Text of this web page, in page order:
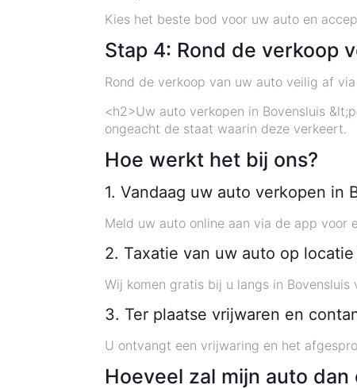
Kies het beste bod voor uw auto en
Stap 4: Rond de verkoop
Rond de verkoop van uw auto veilig af
<h2>Uw auto verkopen in Bovensluis
ongeacht de staat waarin deze verkeert.
Hoe werkt het bij ons?
1. Vandaag uw auto verkopen in
Meld uw auto online aan via de app voor
2. Taxatie van uw auto op
Wij komen gratis bij u langs in
3. Ter plaatse vrijwaren en
U ontvangt een vrijwaring en het
Hoeveel zal mijn auto dan